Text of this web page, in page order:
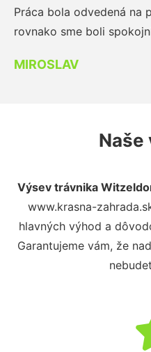
Práca bola odvedená na
rovnako sme boli
MIROSLAV
Naše
Výsev trávnika
www.krasna-
hlavných výhod a
Garantujeme vám, že